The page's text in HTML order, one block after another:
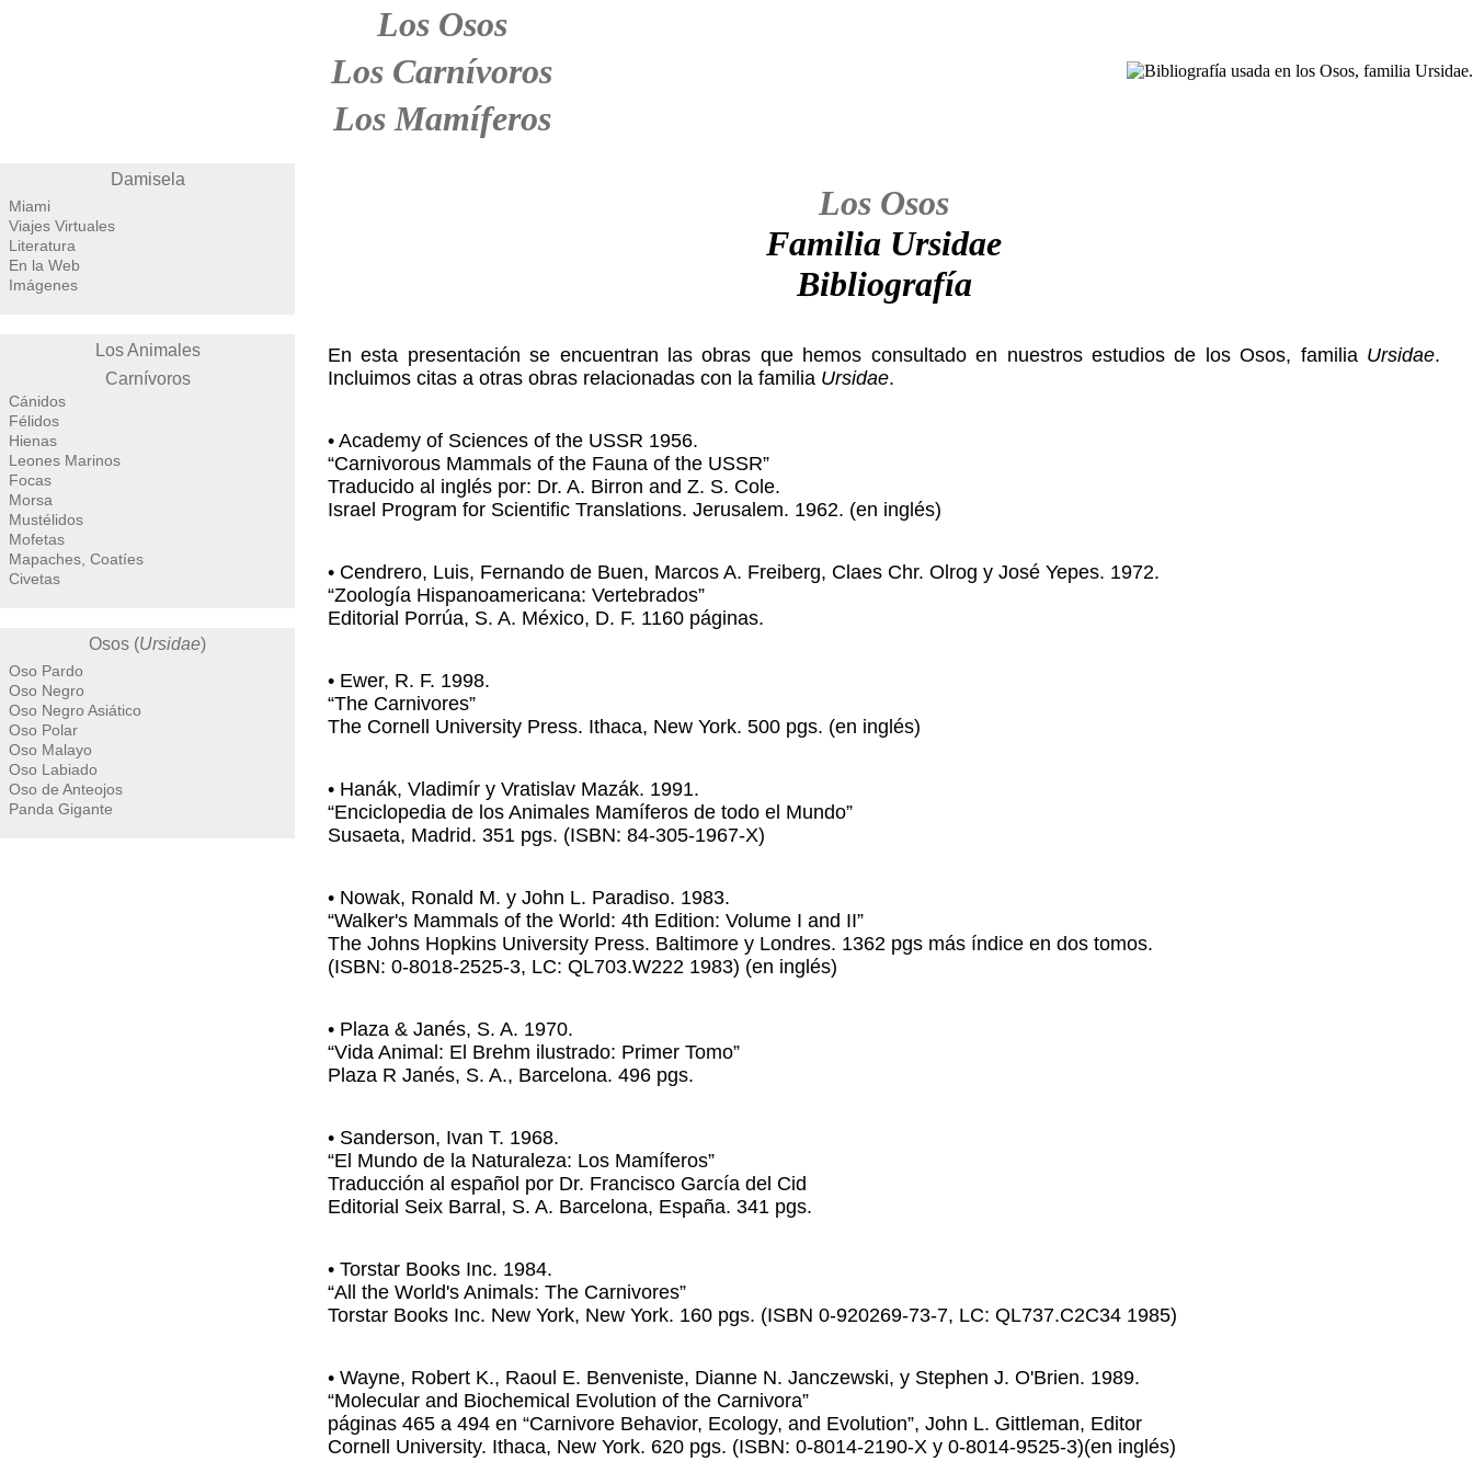
Los Osos
Los Carnívoros
Los Mamíferos
Damisela
Miami
Viajes Virtuales
Literatura
En la Web
Imágenes
Los Animales
Carnívoros
Cánidos
Félidos
Hienas
Leones Marinos
Focas
Morsa
Mustélidos
Mofetas
Mapaches, Coatíes
Civetas
Osos (Ursidae)
Oso Pardo
Oso Negro
Oso Negro Asiático
Oso Polar
Oso Malayo
Oso Labiado
Oso de Anteojos
Panda Gigante
Los Osos
Familia Ursidae
Bibliografía
En esta presentación se encuentran las obras que hemos consultado en nuestros estudios de los Osos, familia Ursidae.
Incluimos citas a otras obras relacionadas con la familia Ursidae.
• Academy of Sciences of the USSR 1956.
“Carnivorous Mammals of the Fauna of the USSR”
Traducido al inglés por: Dr. A. Birron and Z. S. Cole.
Israel Program for Scientific Translations. Jerusalem. 1962. (en inglés)
• Cendrero, Luis, Fernando de Buen, Marcos A. Freiberg, Claes Chr. Olrog y José Yepes. 1972.
“Zoología Hispanoamericana: Vertebrados”
Editorial Porrúa, S. A. México, D. F. 1160 páginas.
• Ewer, R. F. 1998.
“The Carnivores”
The Cornell University Press. Ithaca, New York. 500 pgs. (en inglés)
• Hanák, Vladimír y Vratislav Mazák. 1991.
“Enciclopedia de los Animales Mamíferos de todo el Mundo”
Susaeta, Madrid. 351 pgs. (ISBN: 84-305-1967-X)
• Nowak, Ronald M. y John L. Paradiso. 1983.
“Walker's Mammals of the World: 4th Edition: Volume I and II”
The Johns Hopkins University Press. Baltimore y Londres. 1362 pgs más índice en dos tomos.
(ISBN: 0-8018-2525-3, LC: QL703.W222 1983) (en inglés)
• Plaza & Janés, S. A. 1970.
“Vida Animal: El Brehm ilustrado: Primer Tomo”
Plaza R Janés, S. A., Barcelona. 496 pgs.
• Sanderson, Ivan T. 1968.
“El Mundo de la Naturaleza: Los Mamíferos”
Traducción al español por Dr. Francisco García del Cid
Editorial Seix Barral, S. A. Barcelona, España. 341 pgs.
• Torstar Books Inc. 1984.
“All the World's Animals: The Carnivores”
Torstar Books Inc. New York, New York. 160 pgs. (ISBN 0-920269-73-7, LC: QL737.C2C34 1985)
• Wayne, Robert K., Raoul E. Benveniste, Dianne N. Janczewski, y Stephen J. O'Brien. 1989.
“Molecular and Biochemical Evolution of the Carnivora”
páginas 465 a 494 en “Carnivore Behavior, Ecology, and Evolution”, John L. Gittleman, Editor
Cornell University. Ithaca, New York. 620 pgs. (ISBN: 0-8014-2190-X y 0-8014-9525-3)(en inglés)